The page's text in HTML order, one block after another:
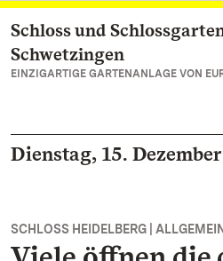
Zum Hauptinhalt springen
Schloss und
Schwetzingen
EINZIGARTIGE GARTENANLAGE VON
Dienstag, 15.
SCHLOSS HEIDELBERG |